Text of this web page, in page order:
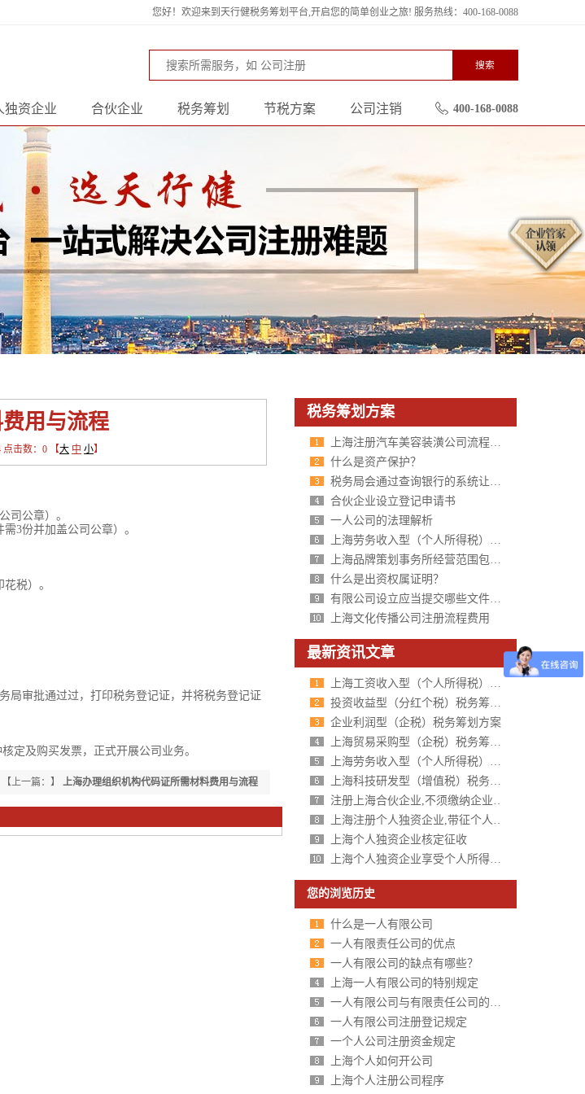
您好！欢迎来到天行健税务筹划平台,开启您的简单创业之旅! 服务热线：400-168-0088
搜索
400-168-0088
公司注销
节税方案
税务筹划
合伙企业
独资企业
用与流程
击数： 0 【大 中 小】
司公章）。
3份并加盖公司公章）。
税）。
局审批通过过，打印税务登记证，并将税务登记证
及购买发票，正式开展公司业务。
【上一篇：】 上海办理组织机构代码证所需材料费用与流程
税务筹划方案
上海注册汽车美容装潢公司流程有哪些？
什么是资产保护？
税务局会通过查询银行的系统让公司补交税款吗？
合伙企业设立登记申请书
一人公司的法理解析
上海劳务收入型（个人所得税）税务筹划方案
上海品牌策划事务所经营范围包括哪些
什么是出资权属证明？
有限公司设立应当提交哪些文件及证件？
上海文化传播公司注册流程费用
最新资讯文章
上海工资收入型（个人所得税）税务筹划方案
投资收益型（分红个税）税务筹划方案
企业利润型（企税）税务筹划方案
上海贸易采购型（企税）税务筹划方案
上海劳务收入型（个人所得税）税务筹划方案
上海科技研发型（增值税）税务筹划方案
注册上海合伙企业,不须缴纳企业所得税,个人所得税核定征收
上海注册个人独资企业,带征个人所得税,财政税收返还扶持40%-50%
上海个人独资企业核定征收
上海个人独资企业享受个人所得税核定征收
您的浏览历史
什么是一人有限公司
一人有限责任公司的优点
一人有限公司的缺点有哪些？
上海一人有限公司的特别规定
一人有限公司与有限责任公司的区别分析
一人有限公司注册登记规定
一个人公司注册资金规定
上海个人如何开公司
上海个人注册公司程序